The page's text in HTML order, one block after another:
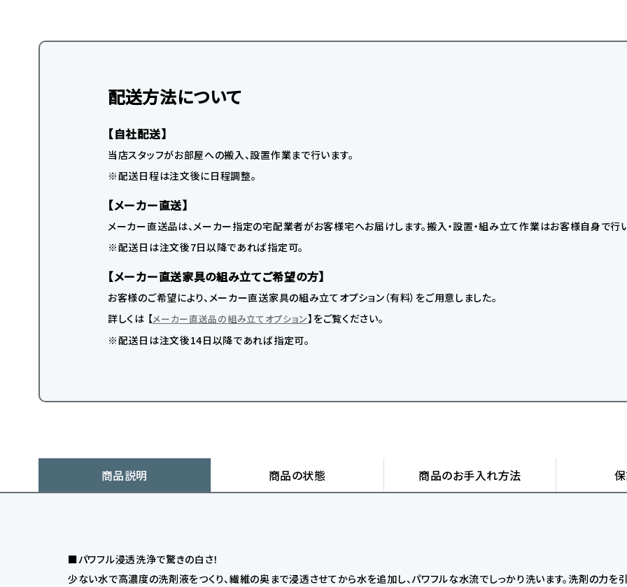
配送方法について
【自社配送】
当店スタッフがお部屋への搬入、設置作業まで行います。
※配送日程は注文後に日程調整。
【メーカー直送】
メーカー直送品は、メーカー指定の宅配業者がお客様宅へお届けします。搬入・設置・組み立て作業はお客様自身で行
※配送日は注文後7日以降であれば指定可。
【メーカー直送家具の組み立てご希望の方】
お客様のご希望により、メーカー直送家具の組み立てオプション（有料）をご用意しました。
詳しくは 【メーカー直送品の組み立てオプション】をご覧ください。
※配送日は注文後14日以降であれば指定可。
商品説明 商品の状態 商品のお手入れ方法
■パワフル浸透洗浄で驚きの白さ！
少ない水で高濃度の洗剤液をつくり、繊維の奥まで浸透させてから水を追加し、パワフルな水流でしっかり洗います。洗剤の力を